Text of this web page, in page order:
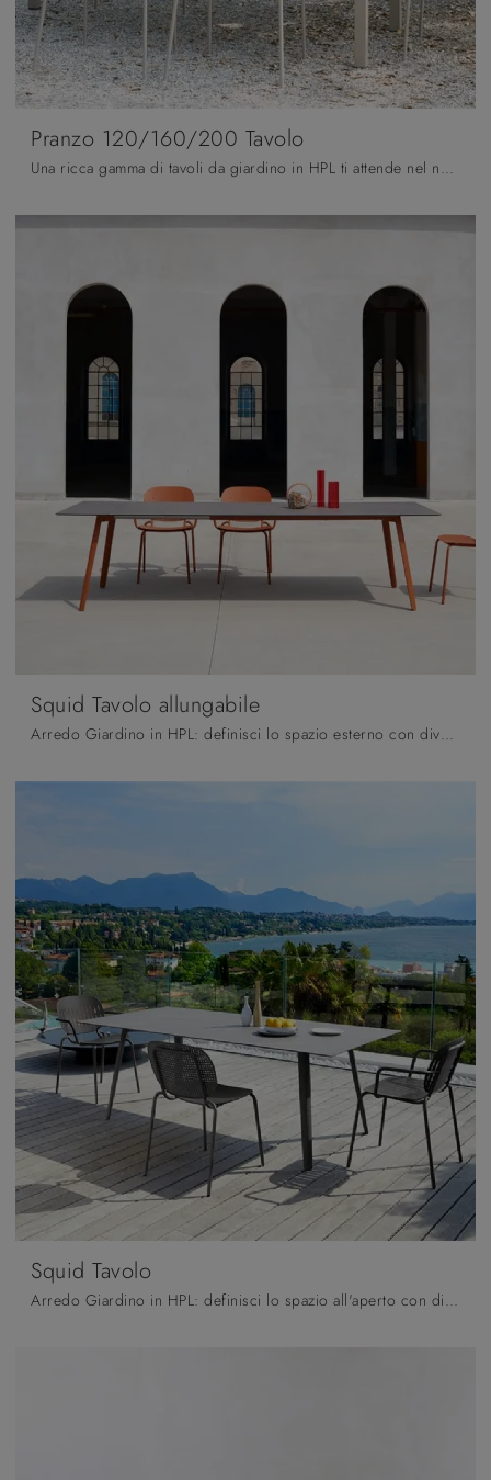
Pranzo 120/160/200 Tavolo
Una ricca gamma di tavoli da giardino in HPL ti attende nel nostro showroom: clicca e scopri il modello Pranzo 120/160/200 Tavolo di Scab Design.
Squid Tavolo allungabile
Arredo Giardino in HPL: definisci lo spazio esterno con diverse soluzioni di tavoli da giardino dell'azienda Scab Design.
Squid Tavolo
Arredo Giardino in HPL: definisci lo spazio all'aperto con diverse soluzioni di tavoli da giardino della marca Scab Design.